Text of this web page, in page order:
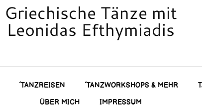
Griechische Tänze mit
Leonidas Efthymiadis
´TANZREISEN ´TANZWORKSHOPS & MEHR
ÜBER MICH
IMPRESSUM